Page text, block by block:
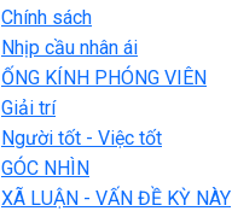
Chính sách
Nhịp cầu nhân ái
ỐNG KÍNH PHÓNG VIÊN
Giải trí
Người tốt - Việc tốt
GÓC NHÌN
XÃ LUẬN - VẤN ĐỀ KỲ NÀY